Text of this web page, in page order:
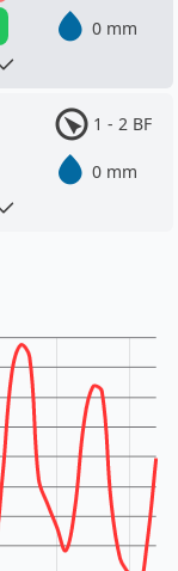
0 mm
1 - 2 BF
0 mm